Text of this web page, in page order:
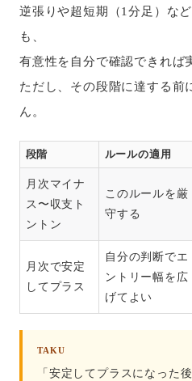
逆張りや超短期（1分足）な
も、
有意性を自分で確認できれば
ただし、その段階に達する前
ん。
段階 ルールの適用
月次マイナ
ス〜収支ト
ントン
このルールを厳
守する
月次で安定
してプラス
自分の判断でエ
ントリー幅を広
げてよい
TAKU
「安定してプラスになった